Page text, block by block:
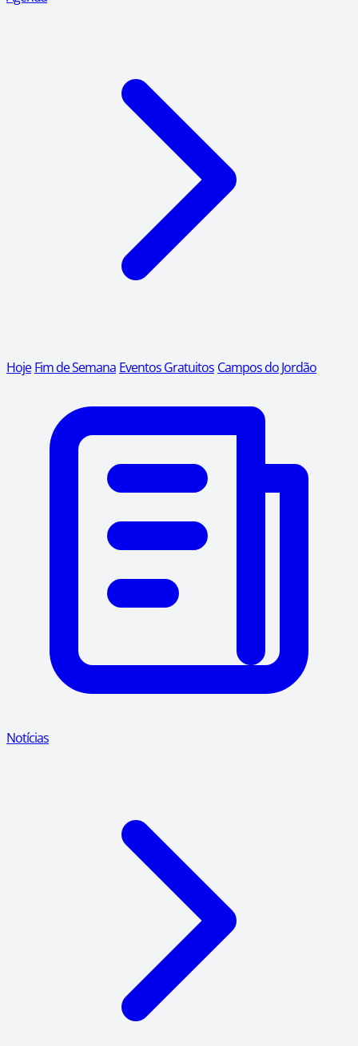
Hoje Fim de Semana Eventos Gratuitos Campos do Jordão
Notícias